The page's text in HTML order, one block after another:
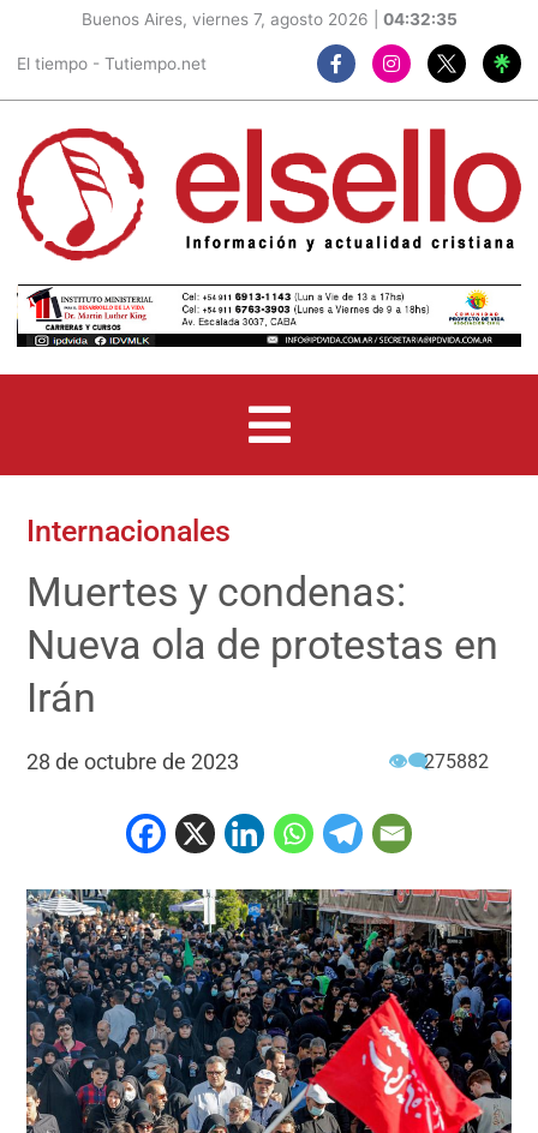
Buenos Aires, viernes 7, agosto 2026 | 04:32:37
El tiempo - Tutiempo.net
F
a
o
-
I
n
r
a
m
Internacionales
Muertes y condenas:
Nueva ola de protestas en
Irán
28 de octubre de 2023 👁‍🗨275882